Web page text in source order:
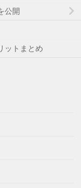
公開
ットまとめ